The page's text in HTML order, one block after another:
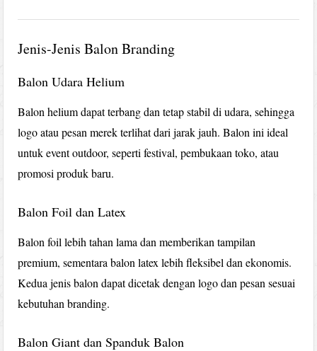
Jenis-Jenis Balon Branding
Balon Udara Helium
Balon helium dapat terbang dan tetap stabil di udara, sehingga
logo atau pesan merek terlihat dari jarak jauh. Balon ini ideal
untuk event outdoor, seperti festival, pembukaan toko, atau
promosi produk baru.
Balon Foil dan Latex
Balon foil lebih tahan lama dan memberikan tampilan
premium, sementara balon latex lebih fleksibel dan ekonomis.
Kedua jenis balon dapat dicetak dengan logo dan pesan sesuai
kebutuhan branding.
Balon Giant dan Spanduk Balon